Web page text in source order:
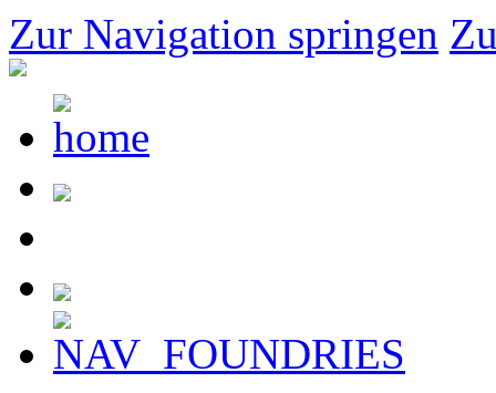
Zur Navigation springen